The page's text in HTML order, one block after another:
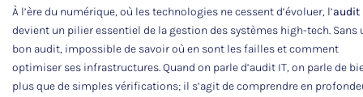
À l’ère du numérique, où les technologies ne cessent d’évoluer, l’audit
devient un pilier essentiel de la gestion des systèmes high-tech. Sans
bon audit, impossible de savoir où en sont les failles et comment
optimiser ses infrastructures. Quand on parle d’audit IT, on parle de
plus que de simples vérifications; il s’agit de comprendre en